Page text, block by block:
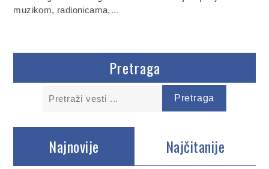
muzikom, radionicama,…
Pretraga
Najnovije Najčitanije